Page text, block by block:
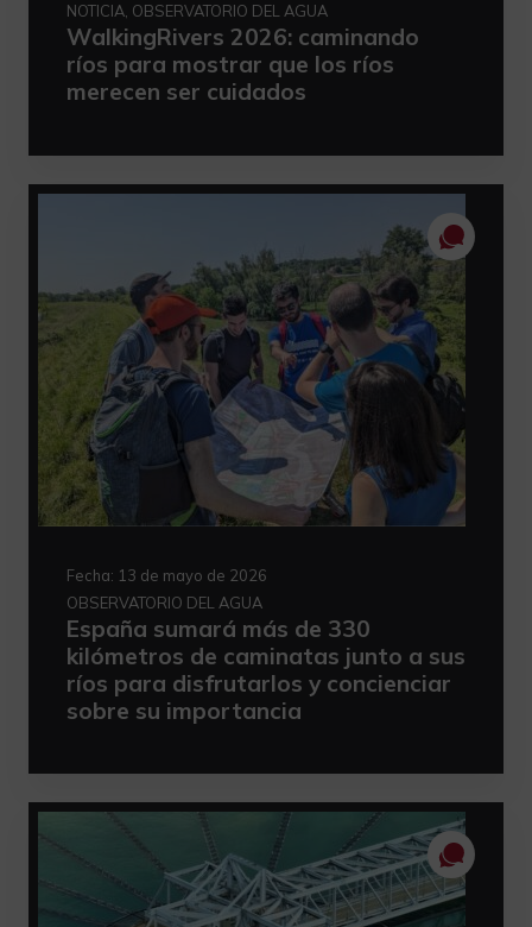
NOTICIA, OBSERVATORIO DEL AGUA
WalkingRivers 2026: caminando
ríos para mostrar que los ríos
merecen ser cuidados
Fecha: 13 de mayo de 2026
OBSERVATORIO DEL AGUA
España sumará más de 330
kilómetros de caminatas junto a sus
ríos para disfrutarlos y concienciar
sobre su importancia